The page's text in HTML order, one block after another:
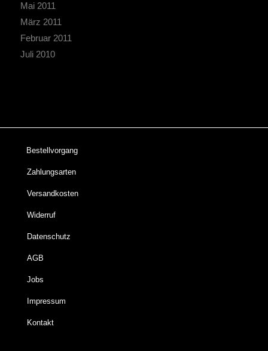
Mai 2011
März 2011
Februar 2011
Juli 2010
Bestellvorgang
Zahlungsarten
Versandkosten
Widerruf
Datenschutz
AGB
Jobs
Impressum
Kontakt